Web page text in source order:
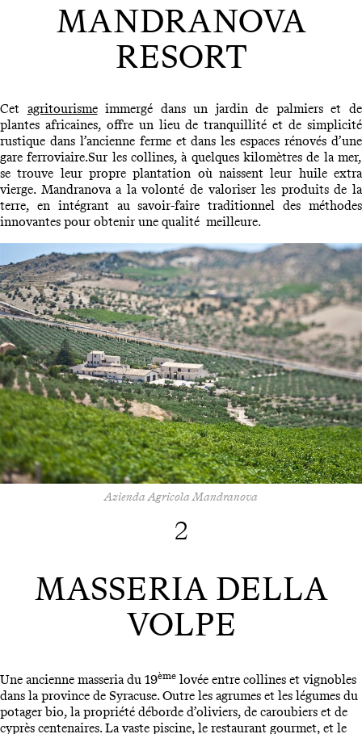
MANDRANOVA
RESORT
Cet agritourismeimmergé dans un jardin de palmiers et de
plantes africaines, offre un lieu de tranquillité et de simplicité
rustique dans l’ancienne ferme et dans les espaces rénovés d’une
gare ferroviaire.Sur les collines, à quelques kilomètres de la mer,
se trouve leur propre plantation où naissent leur huile extra
vierge. Mandranova a la volonté de valoriser les produits de la
terre, en intégrant au savoir-faire traditionnel des méthodes
innovantes pour obtenir une qualité meilleure.
Azienda Agricola Mandranova
2
MASSERIA DELLA
VOLPE
Une ancienne masseria du 19ème lovée entre collines et vignobles
dans la province de Syracuse. Outre les agrumes et les légumes du
potager bio, la propriété déborde d’oliviers, de caroubiers et de
cyprès centenaires. La vaste piscine, le restaurant gourmet, et le